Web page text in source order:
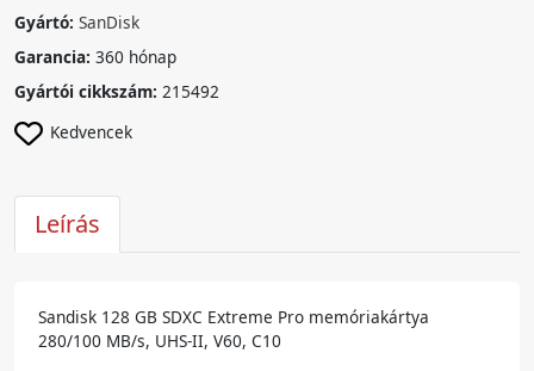
Gyártó: SanDisk
Garancia: 360 hónap
Gyártói cikkszám: 215492
Kedvencek
Leírás
Sandisk 128 GB SDXC Extreme Pro memóriakártya
280/100 MB/s, UHS-II, V60, C10